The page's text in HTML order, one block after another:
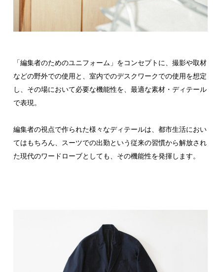
「編集者のためのユニフォーム」をコンセプトに、撮影や取材
などの野外での使用と、室内でのデスクワークでの使用を想定
し、その場において必要な機能性を、最適な素材・ディテール
で表現。
編集者の視点で作られた様々なディテールは、都市生活におい
てはもちろん、スーツでの出勤という従来の習慣から解放され
た現代のワードローブとしても、その機能性を発揮します。